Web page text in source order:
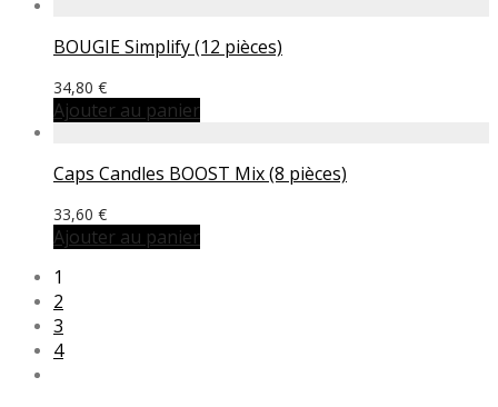
BOUGIE Simplify (12 pièces)
34,80 €
Ajouter au panier
Caps Candles BOOST Mix (8 pièces)
33,60 €
Ajouter au panier
1
2
3
4